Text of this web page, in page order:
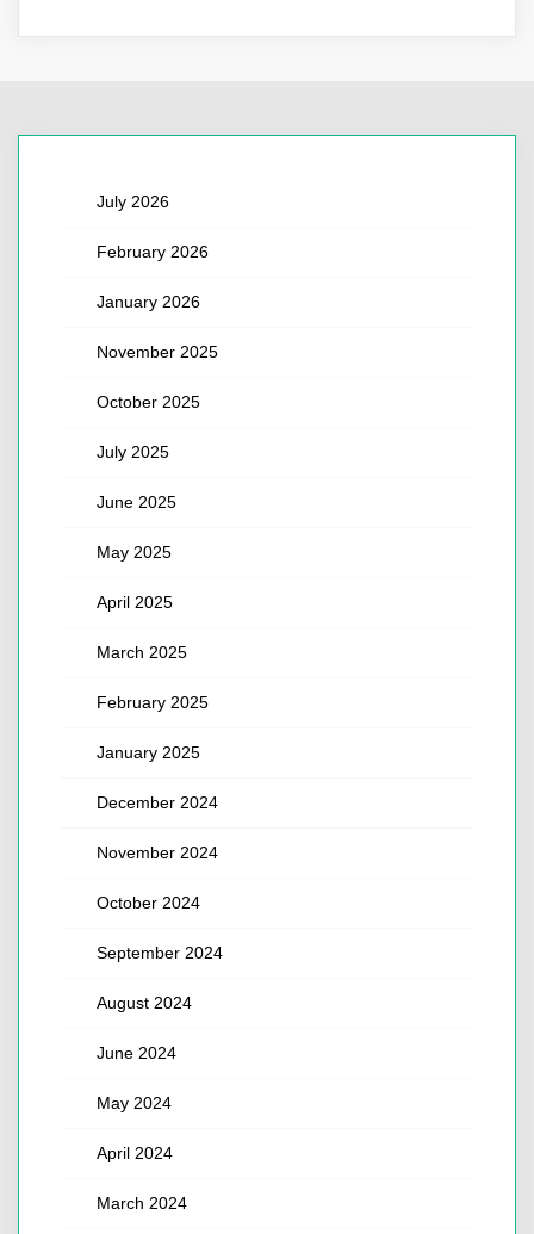
July 2026
February 2026
January 2026
November 2025
October 2025
July 2025
June 2025
May 2025
April 2025
March 2025
February 2025
January 2025
December 2024
November 2024
October 2024
September 2024
August 2024
June 2024
May 2024
April 2024
March 2024